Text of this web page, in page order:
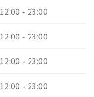
12:00 - 23:00
12:00 - 23:00
12:00 - 23:00
12:00 - 23:00